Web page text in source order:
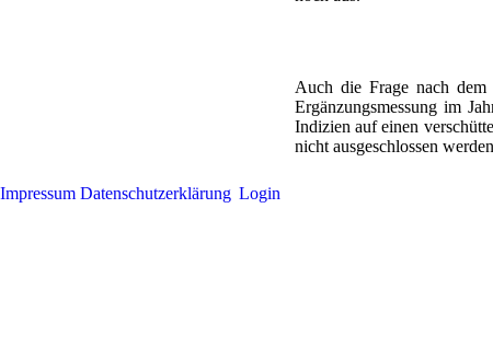
Auch die Frage nach
Ergänzungsmessung im
Indizien auf einen
nicht ausgeschlossen
Impressum Datenschutzerklärung Login